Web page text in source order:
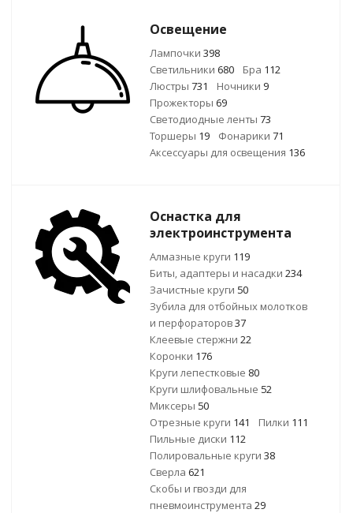
Освещение
Лампочки 398
Светильники 680 Бра 112
Люстры 731 Ночники 9
Прожекторы 69
Светодиодные ленты 73
Торшеры 19 Фонарики 71
Аксессуары для освещения 136
Оснастка для
электроинструмента
Алмазные круги 119
Биты, адаптеры и насадки 234
Зачистные круги 50
Зубила для отбойных молотков
и перфораторов37
Клеевые стержни 22
Коронки 176
Круги лепестковые 80
Круги шлифовальные 52
Миксеры 50
Отрезные круги 141 Пилки 111
Пильные диски 112
Полировальные круги 38
Сверла 621
Скобы и гвозди для
пневмоинструмента 29